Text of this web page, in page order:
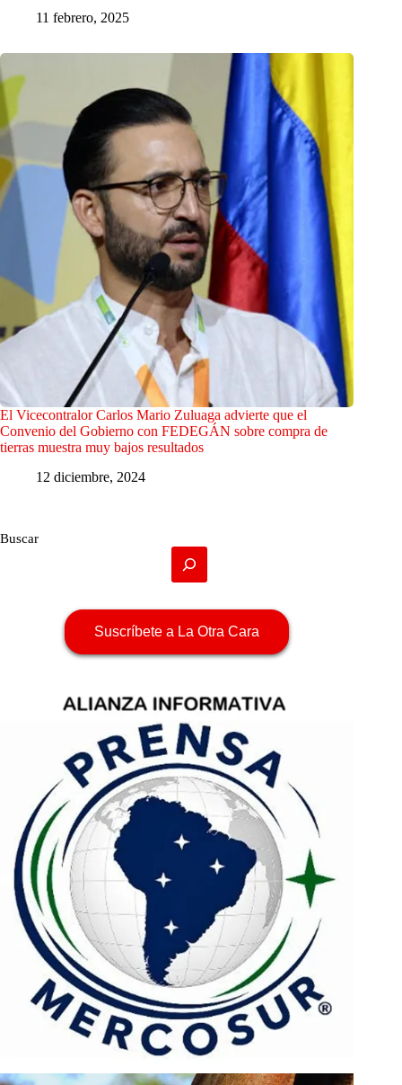
11 febrero, 2025
El Vicecontralor Carlos Mario Zuluaga advierte que el
Convenio del Gobierno con FEDEGÁN sobre compra de
tierras muestra muy bajos resultados
12 diciembre, 2024
Buscar
Suscríbete a La Otra Cara